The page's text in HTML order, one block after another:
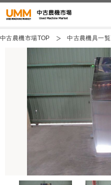
中古農機市場TOP 中古農機具一覧